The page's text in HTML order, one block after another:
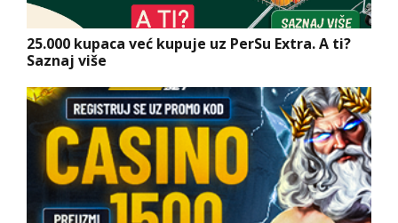
25.000 kupaca već kupuje uz PerSu Extra. A ti?
Saznaj više